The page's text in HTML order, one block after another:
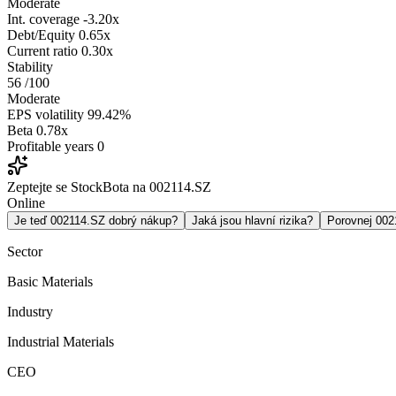
Moderate
Int. coverage -3.20x
Debt/Equity 0.65x
Current ratio 0.30x
Stability
56 /100
Moderate
EPS volatility 99.42%
Beta 0.78x
Profitable years 0
Zeptejte se StockBota na 002114.SZ
Online
Je teď 002114.SZ dobrý nákup? Jaká jsou hlavní rizika? Porovnej
Sector
Basic Materials
Industry
Industrial Materials
CEO